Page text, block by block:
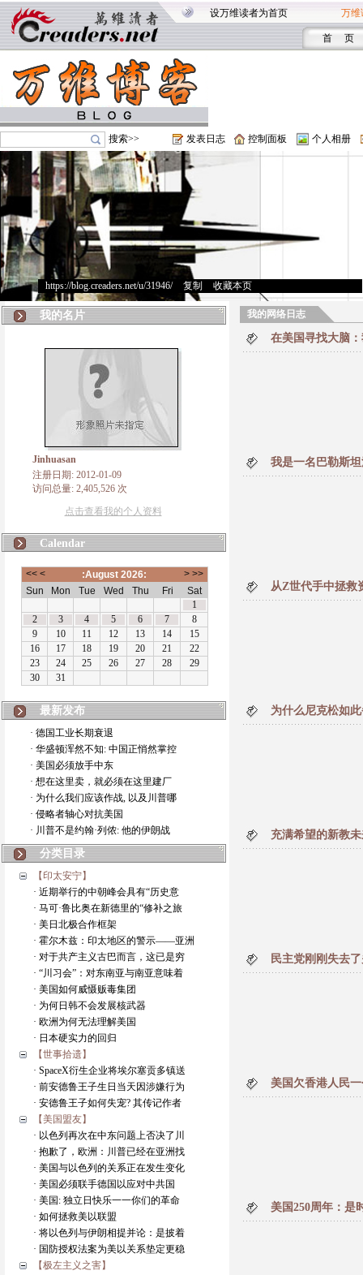
设万维读者为首页 万维
首 页
搜索>> 发表日志 控制面板 个人相册
https://blog.creaders.net/u/31946/> 复制 收藏本页
我的名片
Jinhuasan
注册日期: 2012-01-09
访问总量: 2,405,526 次
点击查看我的个人资料
Calendar
最新发布
· 德国工业长期衰退
· 华盛顿浑然不知: 中国正悄然掌控
· 美国必须放手中东
· 想在这里卖，就必须在这里建厂
· 为什么我们应该作战, 以及川普哪
· 侵略者轴心对抗美国
· 川普不是约翰·列侬: 他的伊朗战
分类目录
【印太安宁】
· 近期举行的中朝峰会具有“历史意
· 马可·鲁比奥在新德里的“修补之旅
· 美日北极合作框架
· 霍尔木兹：印太地区的警示——亚洲
· 对于共产主义古巴而言，这已是穷
· “川习会”：对东南亚与南亚意味着
· 美国如何威慑贩毒集团
· 为何日韩不会发展核武器
· 欧洲为何无法理解美国
· 日本硬实力的回归
【世事拾遗】
· SpaceX衍生企业将埃尔塞贡多镇送
· 前安德鲁王子生日当天因涉嫌行为
· 安德鲁王子如何失宠? 其传记作者
【美国盟友】
· 以色列再次在中东问题上否决了川
· 抱歉了，欧洲：川普已经在亚洲找
· 美国与以色列的关系正在发生变化
· 美国必须联手德国以应对中共国
· 美国: 独立日快乐一一你们的革命
· 如何拯救美以联盟
· 将以色列与伊朗相提并论：是披着
· 国防授权法案为美以关系垫定更稳
【极左主义之害】
我的网络日志
在美国寻找大脑
我是一名巴勒斯
从Z世代手中拯救
为什么尼克松如
充满希望的新教
民主党刚刚失去
美国欠香港人民
美国250周年：是